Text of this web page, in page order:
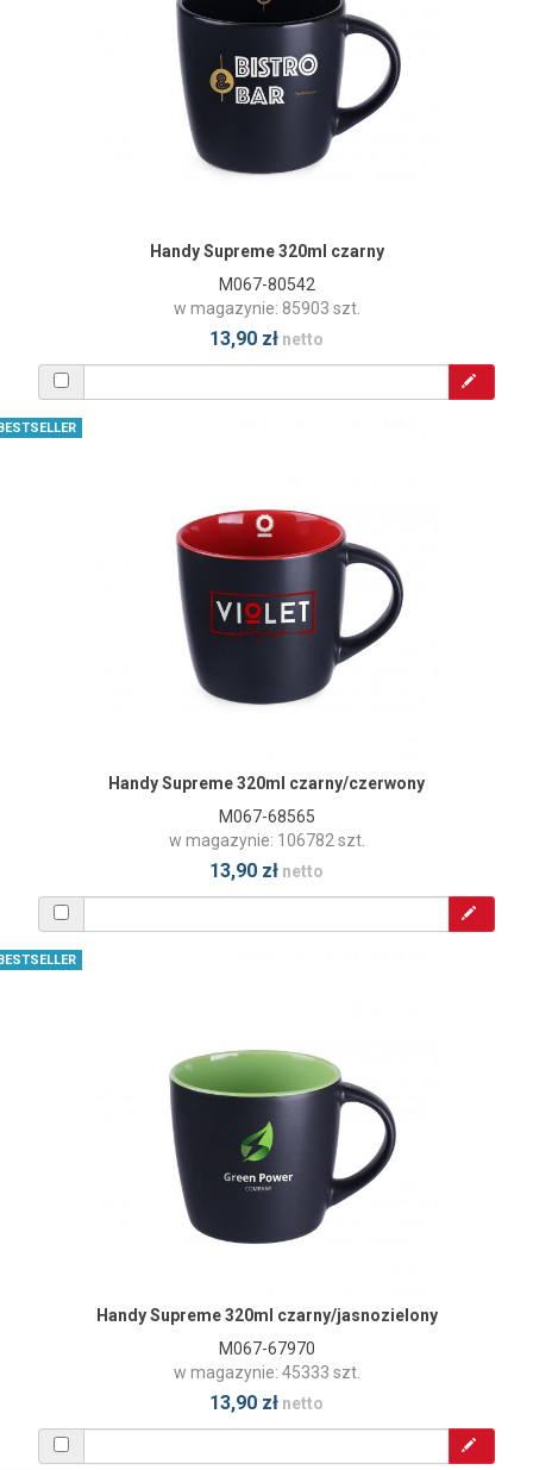
Handy Supreme 320ml czarny
M067-80542
w magazynie: 85903 szt.
13,90 zł netto
Handy Supreme 320ml czarny/czerwony
M067-68565
w magazynie: 106782 szt.
13,90 zł netto
Handy Supreme 320ml czarny/jasnozielony
M067-67970
w magazynie: 45333 szt.
13,90 zł netto